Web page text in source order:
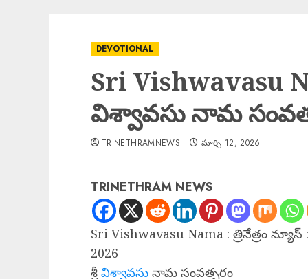
DEVOTIONAL
Sri Vishwavasu
విశ్వావసు నామ
TRINETHRAMNEWS మార్చి 12, 2026
TRINETHRAM NEWS
Sri Vishwavasu Nama : త్రినేత్రం
2026
శ్రీ విశ్వావసు నామ సంవత్సరం